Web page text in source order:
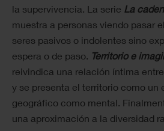
la supervivencia. La serie La
muestra a personas viendo pasar
seres pasivos o indolentes sino
espera o de paso. Territorio e
reivindica una relación íntima
y se presenta el territorio como un
geográfico como mental.
una aproximación a la diversidad